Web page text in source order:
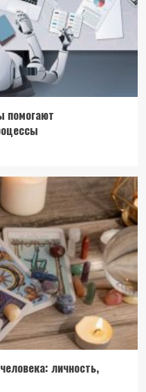
помогают
личность,